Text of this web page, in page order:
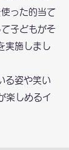
った的当て
子どもがそ
実施しまし
る姿や笑い
楽しめるイ